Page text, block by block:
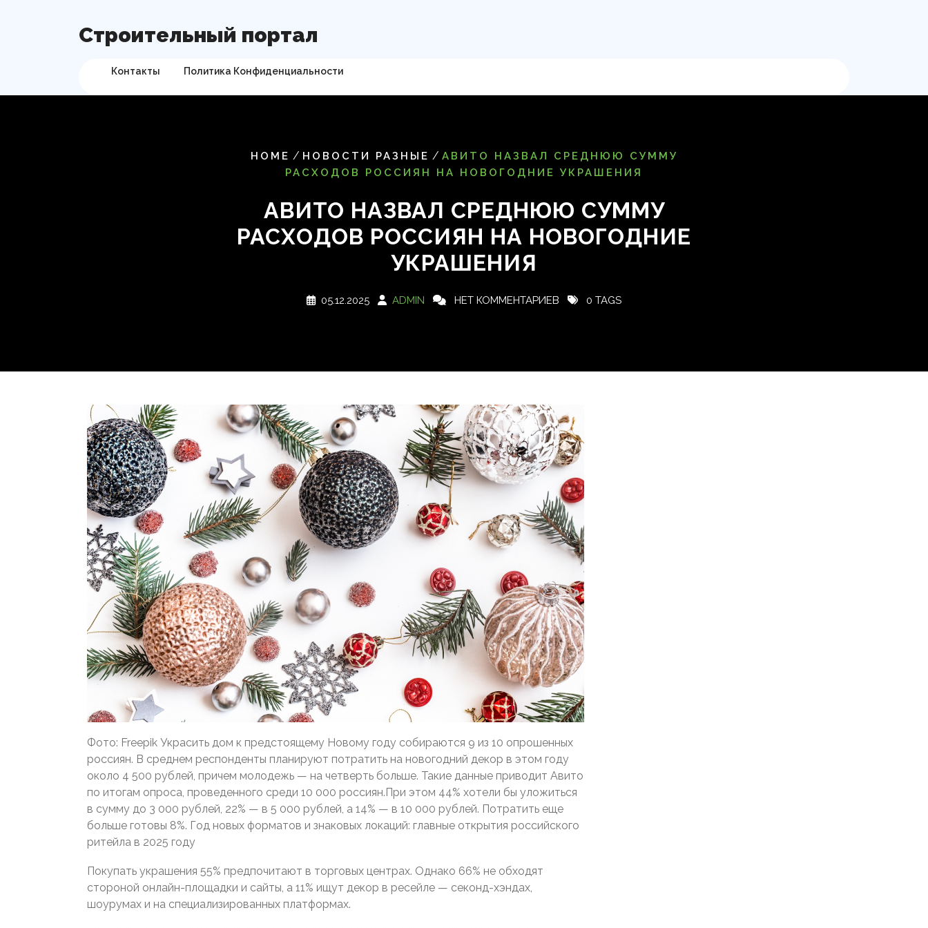
Строительный портал
Контакты Политика Конфиденциальности
HOME / НОВОСТИ РАЗНЫЕ / АВИТО НАЗВАЛ СРЕДНЮЮ СУММУ
РАСХОДОВ РОССИЯН НА НОВОГОДНИЕ УКРАШЕНИЯ
АВИТО НАЗВАЛ СРЕДНЮЮ СУММУ
РАСХОДОВ РОССИЯН НА НОВОГОДНИЕ
УКРАШЕНИЯ
05.12.2025 ADMIN НЕТ КОММЕНТАРИЕВ 0 TAGS
Фото: Freepik Украсить дом к предстоящему Новому году собираются 9 из 10 опрошенных
россиян. В среднем респонденты планируют потратить на новогодний декор в этом году
около 4 500 рублей, причем молодежь — на четверть больше. Такие данные приводит Авито
по итогам опроса, проведенного среди 10 000 россиян.При этом 44% хотели бы уложиться
в сумму до 3 000 рублей, 22% — в 5 000 рублей, а 14% — в 10 000 рублей. Потратить еще
больше готовы 8%. Год новых форматов и знаковых локаций: главные открытия российского
ритейла в 2025 году
Покупать украшения 55% предпочитают в торговых центрах. Однако 66% не обходят
стороной онлайн-площадки и сайты, а 11% ищут декор в ресейле — секонд-хэндах,
шоурумах и на специализированных платформах.